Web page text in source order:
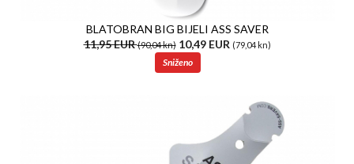
BLATOBRAN BIG BIJELI ASS SAVER
11,95 EUR(90,04 kn)10,49 EUR (79,04 kn)
Sniženo